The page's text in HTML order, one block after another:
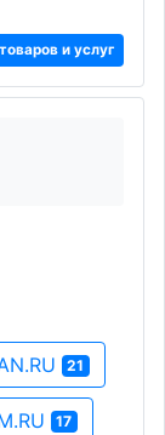
и услуг
21
17